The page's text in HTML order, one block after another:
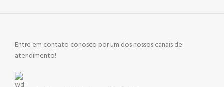
Entre em contato conosco por um dos nossos canais de
atendimento!